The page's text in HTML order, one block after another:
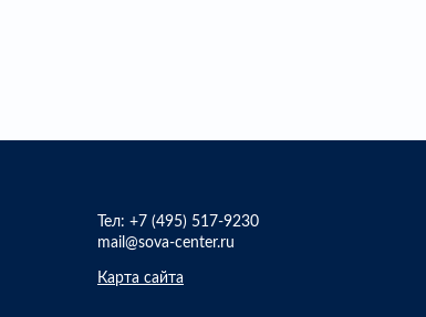
Тел: +7 (495) 517-9230
mail@sova-center.ru
Карта сайта